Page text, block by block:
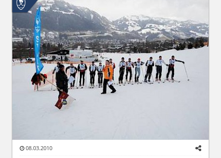
08.03.2010